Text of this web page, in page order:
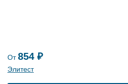
От854 ₽
Элитест